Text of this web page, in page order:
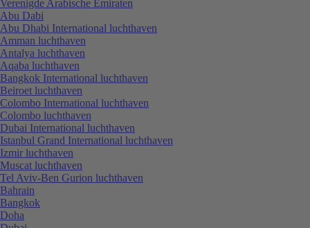
Verenigde Arabische Emiraten
Abu Dabi
Abu Dhabi International luchthaven
Amman luchthaven
Antalya luchthaven
Aqaba luchthaven
Bangkok International luchthaven
Beiroet luchthaven
Colombo International luchthaven
Colombo luchthaven
Dubai International luchthaven
Istanbul Grand International luchthaven
Izmir luchthaven
Muscat luchthaven
Tel Aviv-Ben Gurion luchthaven
Bahrain
Bangkok
Doha